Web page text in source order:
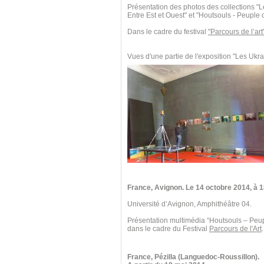
Présentation des photos des collections
Entre Est et Ouest" et "Houtsouls - Peuple
Dans le cadre du festival "Parcours de
Vues d'une partie de l'exposition "Les
France, Avignon. Le 14 octobre 2014, à
Université d’Avignon, Amphithéâtre 04.
Présentation multimédia “Houtsouls –
dans le cadre du Festival Parcours de l'Art.
France, Pézilla (Languedoc-Roussillon).